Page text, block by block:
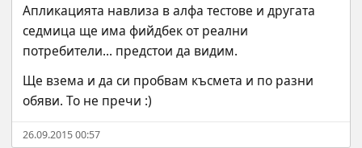
Апликацията навлиза в алфа тестове и другата
седмица ще има фийдбек от реални
потребители... предстои да видим.
Ще взема и да си пробвам късмета и по разни
обяви. То не пречи :)
26.09.2015 00:57